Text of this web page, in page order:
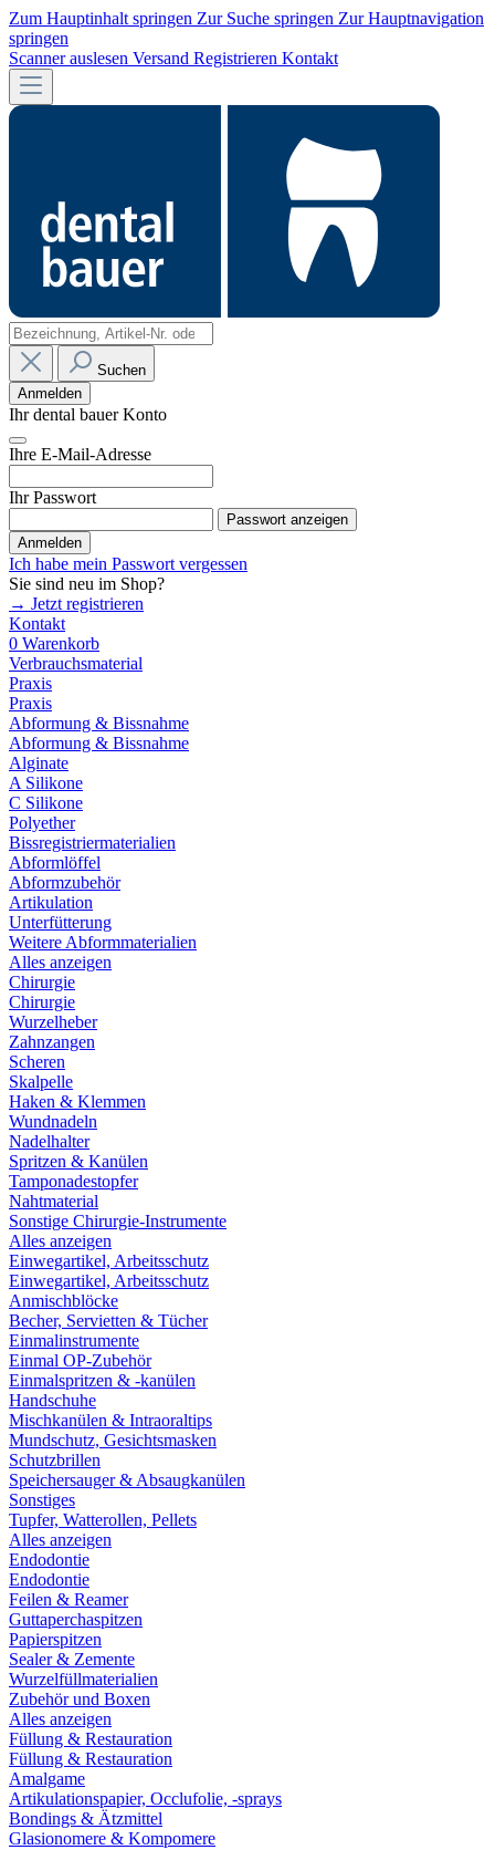
Zum Hauptinhalt springen Zur Suche springen Zur Hauptnavigation
springen
Scanner auslesen Versand Registrieren Kontakt
Suchen
Anmelden
Ihr dental bauer Konto
Ihre E-Mail-Adresse
Ihr Passwort
Passwort anzeigen
Anmelden
Ich habe mein Passwort vergessen
Sie sind neu im Shop?
→ Jetzt registrieren
Kontakt
0 Warenkorb
Verbrauchsmaterial
Praxis
Praxis
Abformung & Bissnahme
Abformung & Bissnahme
Alginate
A Silikone
C Silikone
Polyether
Bissregistriermaterialien
Abformlöffel
Abformzubehör
Artikulation
Unterfütterung
Weitere Abformmaterialien
Alles anzeigen
Chirurgie
Chirurgie
Wurzelheber
Zahnzangen
Scheren
Skalpelle
Haken & Klemmen
Wundnadeln
Nadelhalter
Spritzen & Kanülen
Tamponadestopfer
Nahtmaterial
Sonstige Chirurgie-Instrumente
Alles anzeigen
Einwegartikel, Arbeitsschutz
Einwegartikel, Arbeitsschutz
Anmischblöcke
Becher, Servietten & Tücher
Einmalinstrumente
Einmal OP-Zubehör
Einmalspritzen & -kanülen
Handschuhe
Mischkanülen & Intraoraltips
Mundschutz, Gesichtsmasken
Schutzbrillen
Speichersauger & Absaugkanülen
Sonstiges
Tupfer, Watterollen, Pellets
Alles anzeigen
Endodontie
Endodontie
Feilen & Reamer
Guttaperchaspitzen
Papierspitzen
Sealer & Zemente
Wurzelfüllmaterialien
Zubehör und Boxen
Alles anzeigen
Füllung & Restauration
Füllung & Restauration
Amalgame
Artikulationspapier, Occlufolie, -sprays
Bondings & Ätzmittel
Glasionomere & Kompomere